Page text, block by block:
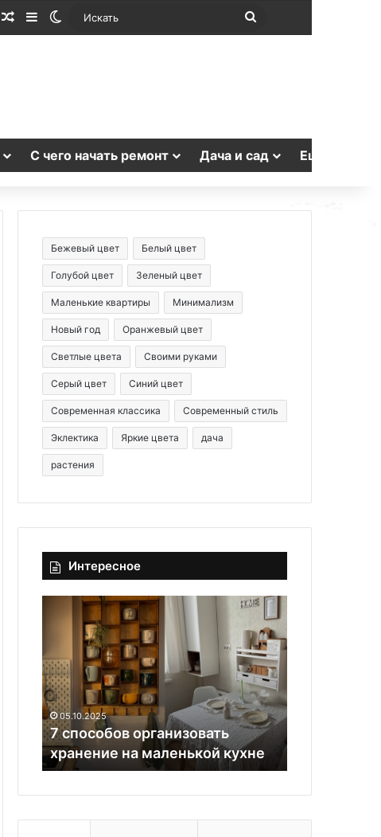
Случайная статья
SidebarSwitch skin
С чего начать ремонт Дача и сад Еще
Бежевый цвет Белый цвет
Голубой цвет Зеленый цвет
Маленькие квартиры Минимализм
Новый год Оранжевый цвет
Светлые цвета Своими руками
Серый цвет Синий цвет
Современная классика Современный стиль
Эклектика Яркие цвета дача
растения
Интересное
о
с
о
б
о
в
о
р
н
05.10.2025
7 способов организовать
хранение на маленькой кухне